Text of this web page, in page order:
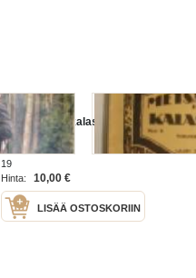
Metsästys ja kalastus 1937 Nr 5
19
Hinta:
10,00 €
LISÄÄ OSTOSKORIIN